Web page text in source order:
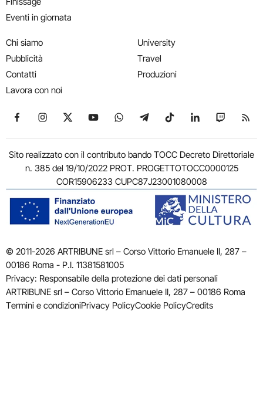
Eventi in giornata
Chi siamo
Pubblicità
Contatti
Lavora con noi
University
Travel
Produzioni
Seguici su Facebook
Seguici su Instagram
Seguici su X
Seguici su YouTube
Seguici su WhatsApp
Seguici su Telegram
Seguici su TikTok
Seguici su
Seguici
Sito realizzato con il contributo bando TOCC Decreto Direttoriale
n. 385 del 19/10/2022 PROT. PROGETTOTOCC0000125
COR15906233 CUPC87J23001080008
© 2011-2026 ARTRIBUNE srl – Corso Vittorio Emanuele II, 287 –
00186 Roma - P.I. 11381581005
Privacy: Responsabile della protezione dei dati personali
ARTRIBUNE srl – Corso Vittorio Emanuele II, 287 – 00186 Roma
Termini e condizioniPrivacy PolicyCookie PolicyCredits